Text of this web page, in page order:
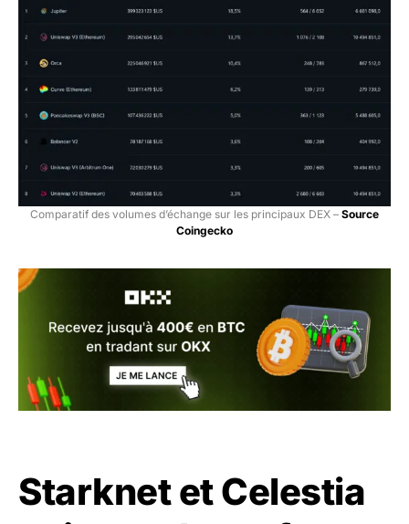
Comparatif des volumes d’échange sur les principaux DEX – Source
Coingecko
Starknet et Celestia